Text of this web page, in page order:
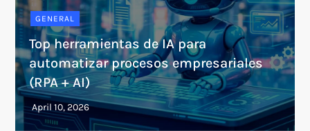
GENERAL
Top herramientas de IA para
automatizar procesos empresariales
(RPA + AI)